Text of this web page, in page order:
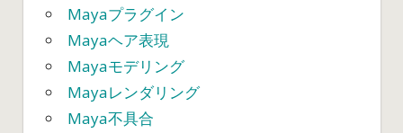
Mayaプラグイン
Mayaヘア表現
Mayaモデリング
Mayaレンダリング
Maya不具合